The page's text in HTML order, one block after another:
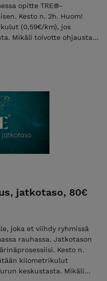
opitte TRE®-
n. 2h. Huom!
(0,59€/km), jos
Mikäli toivotte ohjausta
jatkotaso, 80€
joka et viihdy ryhmissä
rauhassa. Jatkotason
Kesto n.
kilometrikulut
keskustasta. Mikäli